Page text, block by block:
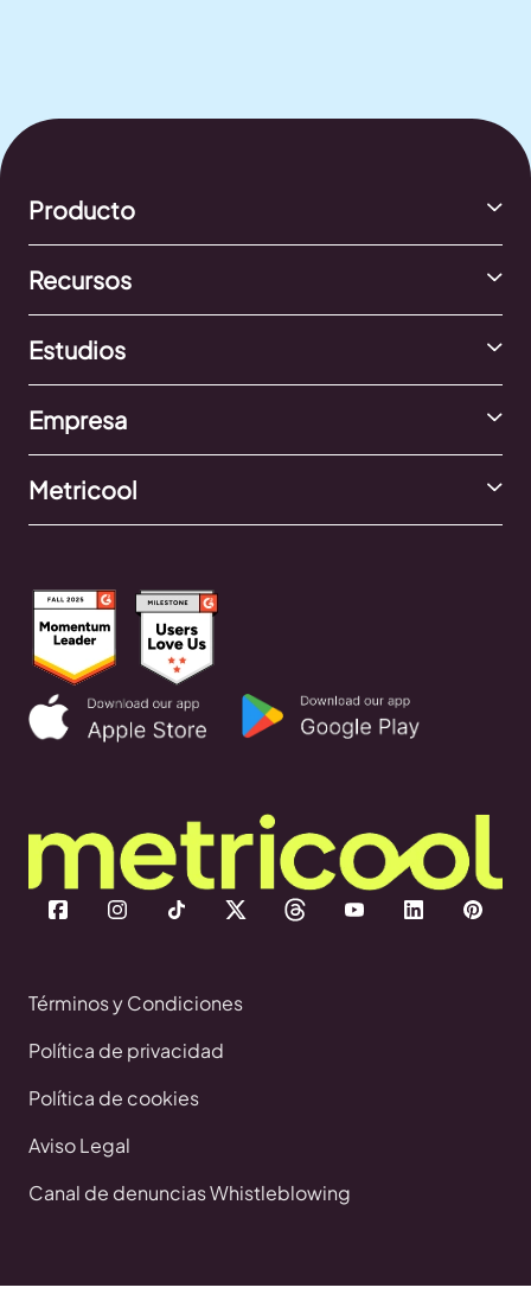
Producto
Recursos
Estudios
Empresa
Metricool
Términos y Condiciones
Política de privacidad
Política de cookies
Aviso Legal
Canal de denuncias Whistleblowing